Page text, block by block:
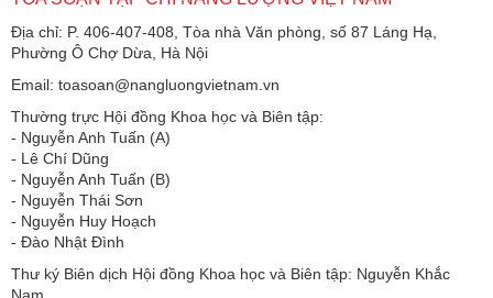
Địa chỉ: P. 406-407-408, Tòa nhà Văn phòng, số 87 Láng Hạ,
Phường Ô Chợ Dừa, Hà Nội
Email: toasoan@nangluongvietnam.vn
Thường trực Hội đồng Khoa học và Biên tập:
​​​​​​- Nguyễn Anh Tuấn (A)
- Lê Chí Dũng
- Nguyễn Anh Tuấn (B)
- Nguyễn Thái Sơn
- Nguyễn Huy Hoạch
- Đào Nhật Đình
Thư ký Biên dịch Hội đồng Khoa học và Biên tập: Nguyễn Khắc
Nam